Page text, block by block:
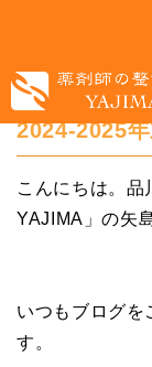
2024-2025
こんにちは。品
YAJIMA」の矢
いつもブログを
す。